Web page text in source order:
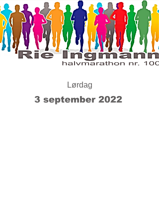
Lørdag
3 september 2022
TILMELDING - KLIK HER